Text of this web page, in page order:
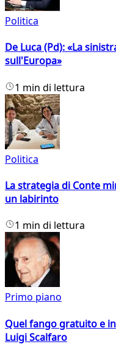
Politica
De Luca (Pd): «La
sull'Europa»
1 min di lettura
Politica
La strategia di Conte
un labirinto
1 min di lettura
Primo piano
Quel fango gratuito e
Luigi Scalfaro